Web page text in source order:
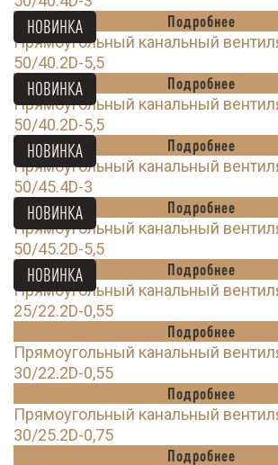
НОВИНКА Подробнее
Прямоугольный канальный
50/40.2D-5,5
НОВИНКА Подробнее
Прямоугольный канальный
50/40.2D-5,5
НОВИНКА Подробнее
Прямоугольный канальный
50/45.4D-3
НОВИНКА Подробнее
Прямоугольный канальный
50/45.2D-5,5
НОВИНКА Подробнее
Прямоугольный канальный
25/22.2D-0,55
Подробнее
Прямоугольный канальный
30/22.2D-0,55
Подробнее
Прямоугольный канальный
30/25.2D-0,75
Подробнее